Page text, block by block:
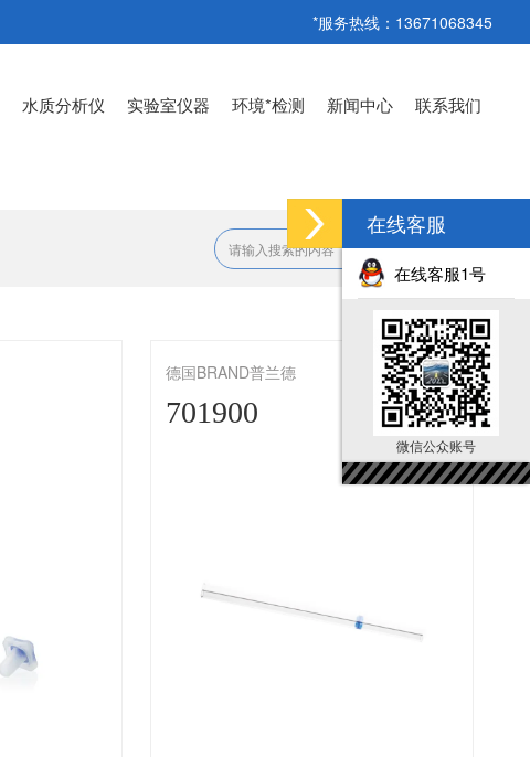
*服务热线：13671068345
水质分析仪 实验室仪器 环境*检测 新闻中心 联系我们
德国BRAND普兰德
701900
在线客服
在线客服1号
微信公众账号